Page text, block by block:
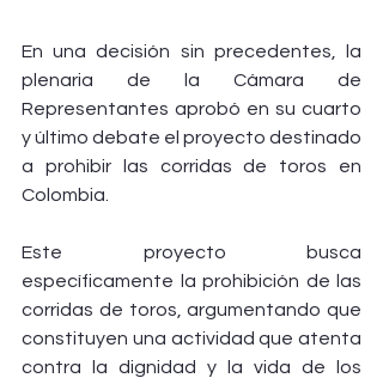
En una decisión sin precedentes, la
plenaria de la Cámara de
Representantes aprobó en su cuarto
y último debate el proyecto destinado
a prohibir las corridas de toros en
Colombia.
Este proyecto busca
específicamente la prohibición de las
corridas de toros, argumentando que
constituyen una actividad que atenta
contra la dignidad y la vida de los